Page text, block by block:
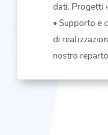
dati. Progetti
• Supporto e
di
nostro